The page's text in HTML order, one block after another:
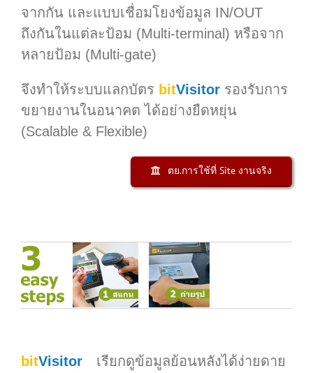
จากกัน และแบบเชื่อมโยงข้อมูล IN/OUT
ถึงกันในแต่ละป้อม (Multi-terminal) หรือจาก
หลายป้อม (Multi-gate)
จึงทำให้ระบบแลกบัตร bitVisitor รองรับการ
ขยายงานในอนาคต ได้อย่างยืดหยุ่น
(Scalable & Flexible)
ตย.การใช้ที่ Site งานจริง
bitVisitorเรียกดูข้อมูลย้อนหลังได้ง่ายดาย